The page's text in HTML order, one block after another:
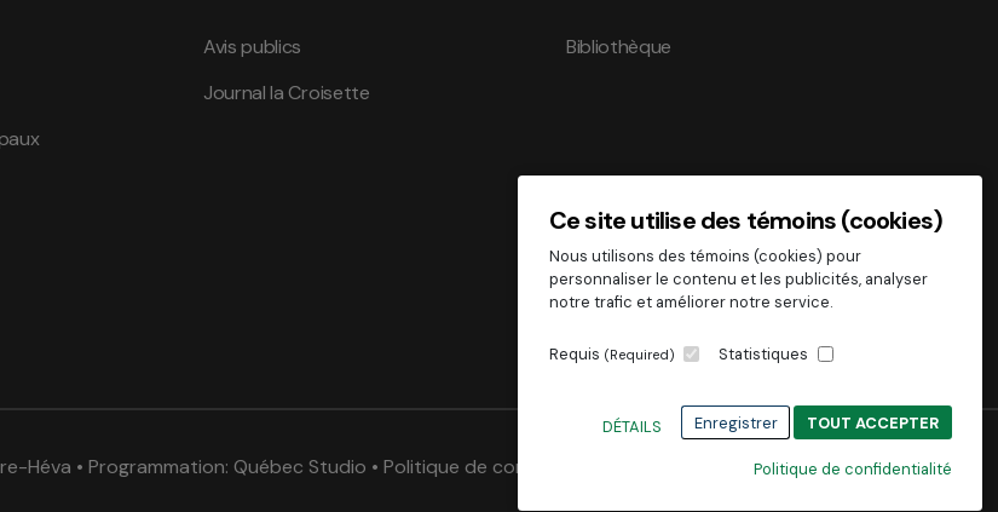
Ce site utilise des témoins (cookies)
Nous utilisons des témoins (cookies) pour
personnaliser le contenu et les publicités, analyser
notre trafic et améliorer notre service.
Requis (Required) Statistiques
DÉTAILS Enregistrer TOUT ACCEPTER
Politique de confidentialité
Avis publics
Journal la Croisette
Bibliothèque
Héva • Programmation: Québec Studio • Politique de confidentialité